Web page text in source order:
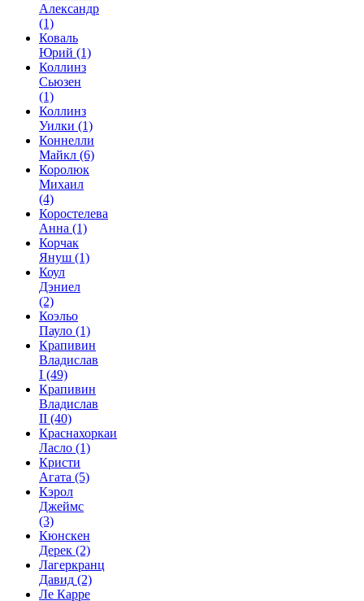
Александр
(1)
Коваль
Юрий (1)
Коллинз
Сьюзен
(1)
Коллинз
Уилки (1)
Коннелли
Майкл (6)
Королюк
Михаил
(4)
Коростелева
Анна (1)
Корчак
Януш (1)
Коул
Дэниел
(2)
Коэльо
Пауло (1)
Крапивин
Владислав
I (49)
Крапивин
Владислав
II (40)
Краснахоркаи
Ласло (1)
Кристи
Агата (5)
Кэрол
Джеймс
(3)
Кюнскен
Дерек (2)
Лагеркранц
Давид (2)
Ле Карре